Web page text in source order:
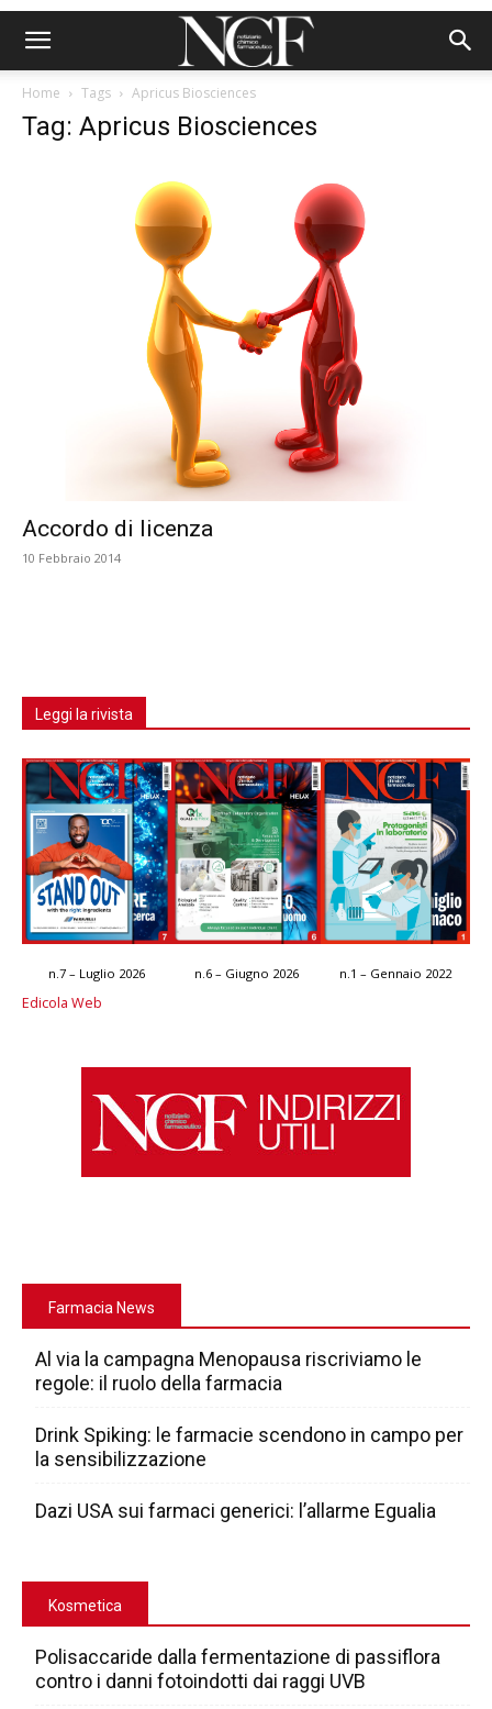
Home Tags Apricus Biosciences
Tag: Apricus Biosciences
Accordo di licenza
10 Febbraio 2014
Leggi la rivista
n.7 – Luglio 2026 n.6 – Giugno 2026 n.1 – Gennaio 2022
Edicola Web
Farmacia News
Al via la campagna Menopausa riscriviamo le
regole: il ruolo della farmacia
Drink Spiking: le farmacie scendono in campo per
la sensibilizzazione
Dazi USA sui farmaci generici: l’allarme Egualia
Kosmetica
Polisaccaride dalla fermentazione di passiflora
contro i danni fotoindotti dai raggi UVB